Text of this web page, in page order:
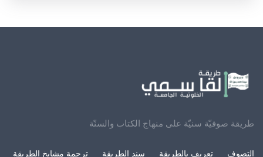
طريقة صوفيّة سنيّة على منهاج الكتاب والسنّة
التصوف تعريف بالطريقة سند الطريقة ترجمة مشايخ الطريقة